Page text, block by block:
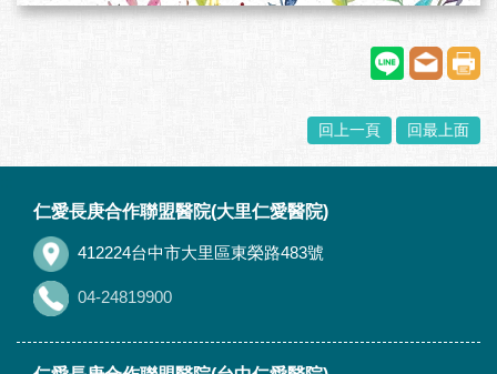
回上一頁 回最上面
仁愛長庚合作聯盟醫院(大里仁愛醫院)
412224台中市大里區東榮路483號
04-24819900